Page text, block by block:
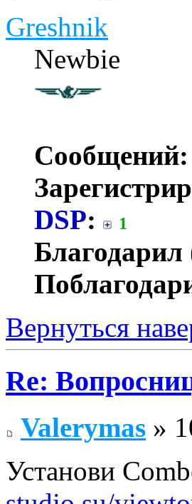
Greshnik
Newbie
Сообщений:
DSP: 1
Благодарил
Вернуться
Re:
Valerymas »
Установи